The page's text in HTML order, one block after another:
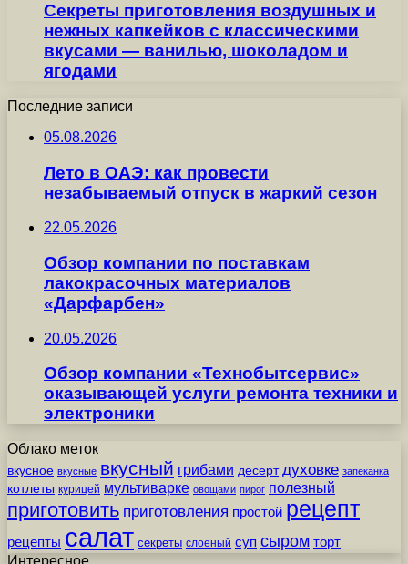
Секреты приготовления воздушных и
нежных капкейков с классическими
вкусами — ванилью, шоколадом и
ягодами
Последние записи
05.08.2026
Лето в ОАЭ: как провести
незабываемый отпуск в жаркий сезон
22.05.2026
Обзор компании по поставкам
лакокрасочных материалов
«Дарфарбен»
20.05.2026
Обзор компании «Технобытсервис»
оказывающей услуги ремонта техники и
электроники
Облако меток
вкусное вкусные вкусный грибами десерт духовке запеканка
котлеты курицей мультиварке овощами пирог полезный
приготовить приготовления простой рецепт
рецепты салат секреты слоеный суп сыром торт